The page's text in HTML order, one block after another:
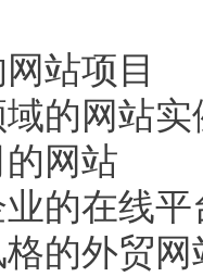
站项目
的网站实
网站
的在线平
的外贸网